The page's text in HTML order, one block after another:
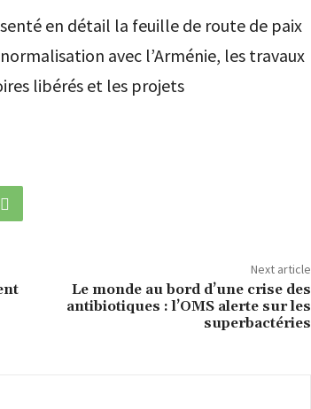
en détail la feuille de route de paix
avec l’Arménie, les travaux
libérés et les projets
Next article
Le monde au bord d’une crise des
antibiotiques : l’OMS alerte sur les
superbactéries